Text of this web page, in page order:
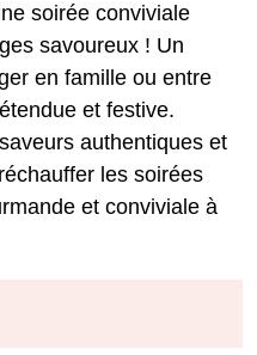
soirée conviviale
savoureux ! Un
en famille ou entre
et festive.
authentiques et
les soirées
et conviviale à